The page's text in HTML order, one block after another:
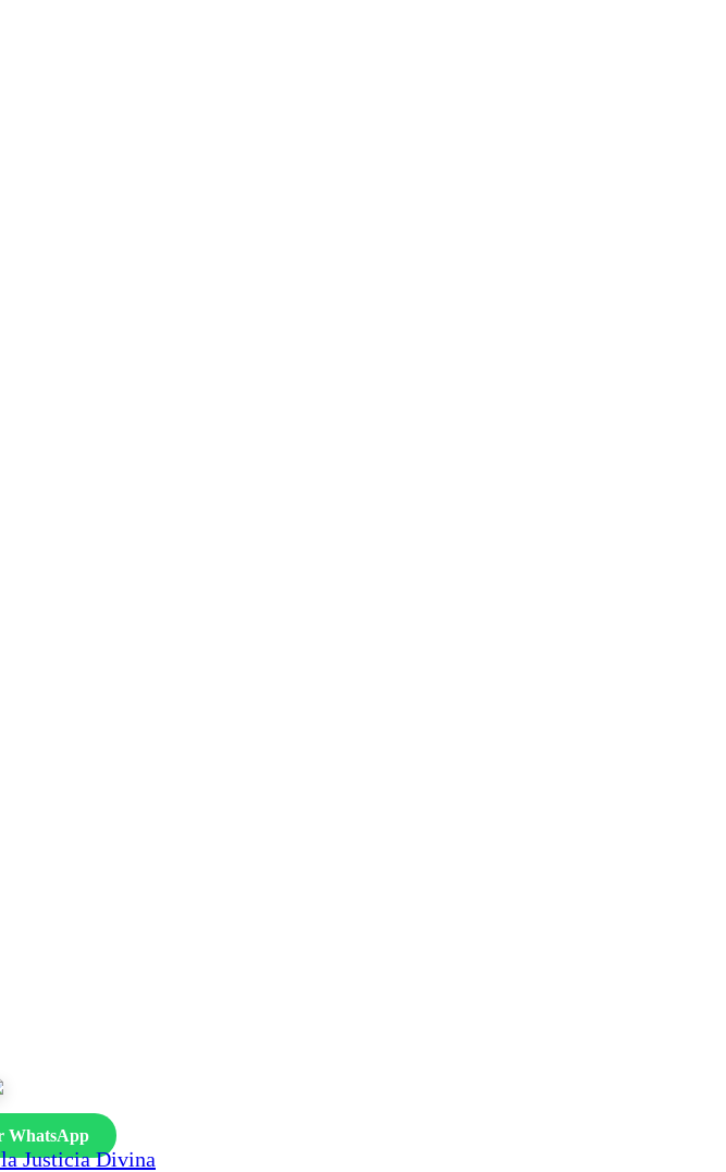
WhatsApp
Justicia Divina